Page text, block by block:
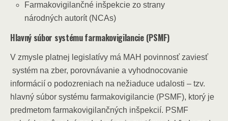
Farmakovigilančné inšpekcie zo strany
národných autorít (NCAs)
Hlavný súbor systému farmakovigilancie (PSMF)
V zmysle platnej legislatívy má MAH povinnosť zaviesť
systém na zber, porovnávanie a vyhodnocovanie
informácií o podozreniach na nežiaduce udalosti – tzv.
hlavný súbor systému farmakovigilancie (PSMF), ktorý je
predmetom farmakovigilančných inšpekcií. PSMF